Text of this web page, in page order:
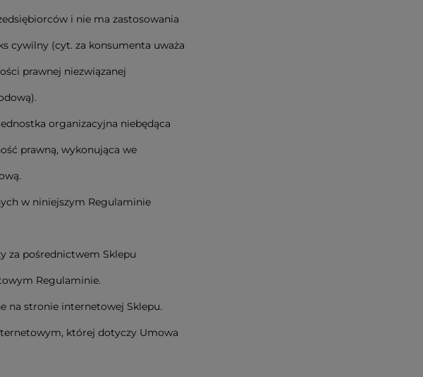
i nie ma zastosowania
cywilny (cyt. za konsumenta uważa
prawnej niezwiązanej
organizacyjna niebędąca
prawną, wykonująca we
w niniejszym Regulaminie
za pośrednictwem Sklepu
Regulaminie.
na stronie internetowej Sklepu.
której dotyczy Umowa